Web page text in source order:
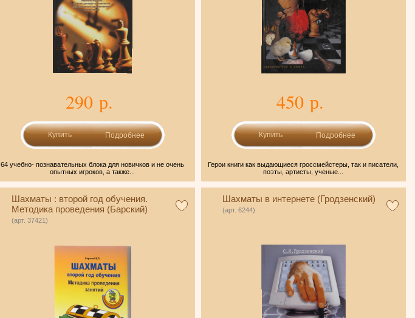
290 р.
Подробнее
64 учебно- познавательных блока для новичков и не очень
опытных игроков, а также...
450 р.
Подробнее
Герои книги как выдающиеся гроссмейстеры, так и писатели,
поэты, артисты, ученые...
Шахматы : второй год обучения.
Методика проведения (Барский)
(арт. 37421)
Шахматы в интернете (Гродзенский)
(арт. 6244)